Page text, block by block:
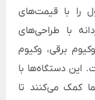
را با قیمت‌های
با طراحی‌های
برقی، وکیوم
این دستگاه‌ها با
کمک می‌کنند تا